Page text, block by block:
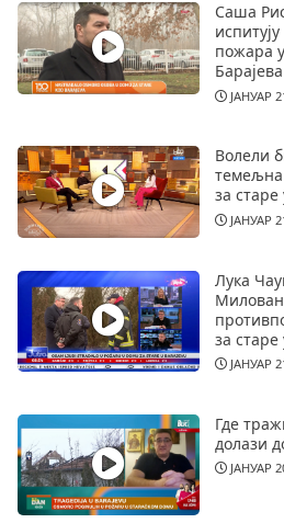
Саша
пожара
Барајева
ЈАНУАР
Волели
темељна
за старе
ЈАНУАР
Лука
за старе
ЈАНУАР
Где
долази
ЈАНУАР